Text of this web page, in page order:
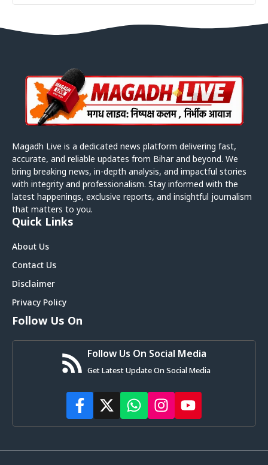
Magadh Live is a dedicated news platform delivering fast,
accurate, and reliable updates from Bihar and beyond. We
bring breaking news, in-depth analysis, and impactful stories
with integrity and professionalism. Stay informed with the
latest happenings, exclusive reports, and insightful journalism
that matters to you.
Quick Links
About Us
Contact Us
Disclaimer
Privacy Policy
Follow Us On
Follow Us On Social Media
Get Latest Update On Social Media